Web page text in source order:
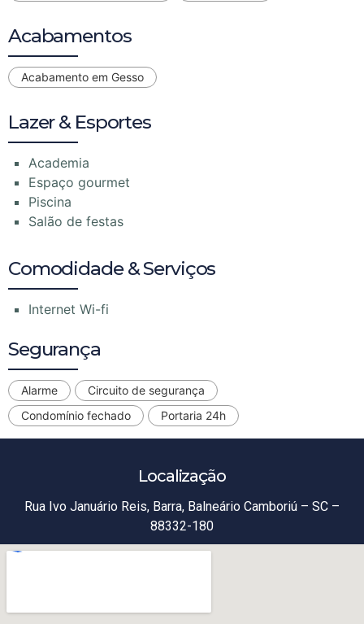
Acabamentos
Acabamento em Gesso
Lazer & Esportes
Academia
Espaço gourmet
Piscina
Salão de festas
Comodidade & Serviços
Internet Wi-fi
Segurança
Alarme
Circuito de segurança
Condomínio fechado
Portaria 24h
Localização
Rua Ivo Januário Reis, Barra, Balneário Camboriú – SC –
88332-180